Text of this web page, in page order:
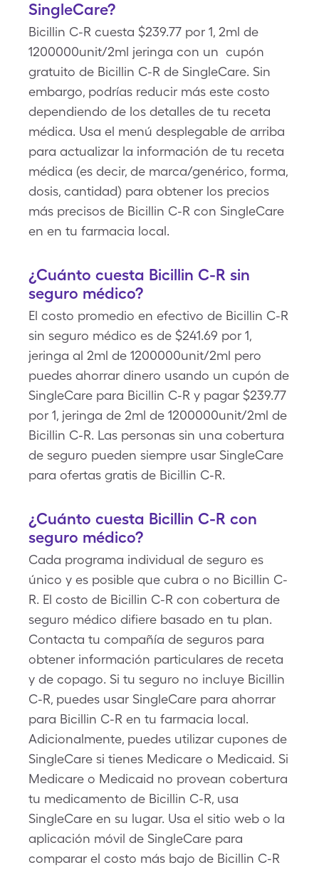
SingleCare?
Bicillin C-R cuesta $239.77 por 1, 2ml de
1200000unit/2ml jeringa con un cupón
gratuito de Bicillin C-R de SingleCare. Sin
embargo, podrías reducir más este costo
dependiendo de los detalles de tu receta
médica. Usa el menú desplegable de arriba
para actualizar la información de tu receta
médica (es decir, de marca/genérico, forma,
dosis, cantidad) para obtener los precios
más precisos de Bicillin C-R con SingleCare
en en tu farmacia local.
¿Cuánto cuesta Bicillin C-R sin
seguro médico?
El costo promedio en efectivo de Bicillin C-R
sin seguro médico es de $241.69 por 1,
jeringa al 2ml de 1200000unit/2ml pero
puedes ahorrar dinero usando un cupón de
SingleCare para Bicillin C-R y pagar $239.77
por 1, jeringa de 2ml de 1200000unit/2ml de
Bicillin C-R. Las personas sin una cobertura
de seguro pueden siempre usar SingleCare
para ofertas gratis de Bicillin C-R.
¿Cuánto cuesta Bicillin C-R con
seguro médico?
Cada programa individual de seguro es
único y es posible que cubra o no Bicillin C-
R. El costo de Bicillin C-R con cobertura de
seguro médico difiere basado en tu plan.
Contacta tu compañía de seguros para
obtener información particulares de receta
y de copago. Si tu seguro no incluye Bicillin
C-R, puedes usar SingleCare para ahorrar
para Bicillin C-R en tu farmacia local.
Adicionalmente, puedes utilizar cupones de
SingleCare si tienes Medicare o Medicaid. Si
Medicare o Medicaid no provean cobertura
tu medicamento de Bicillin C-R, usa
SingleCare en su lugar. Usa el sitio web o la
aplicación móvil de SingleCare para
comparar el costo más bajo de Bicillin C-R